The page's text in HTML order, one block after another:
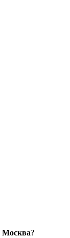
Москва?